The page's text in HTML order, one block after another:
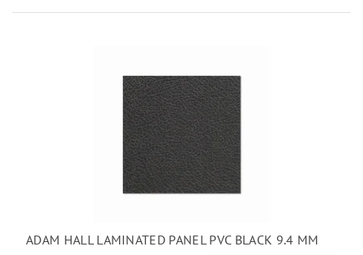
ADAM HALL LAMINATED PANEL PVC BLACK 9.4 MM